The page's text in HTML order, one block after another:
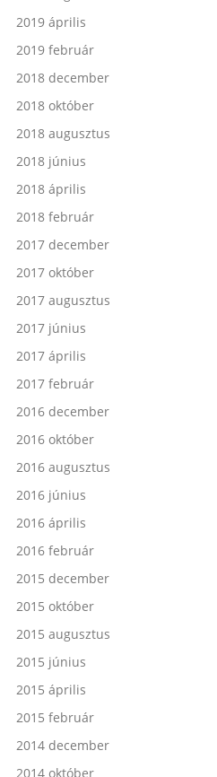
2019 április
2019 február
2018 december
2018 október
2018 augusztus
2018 június
2018 április
2018 február
2017 december
2017 október
2017 augusztus
2017 június
2017 április
2017 február
2016 december
2016 október
2016 augusztus
2016 június
2016 április
2016 február
2015 december
2015 október
2015 augusztus
2015 június
2015 április
2015 február
2014 december
2014 október